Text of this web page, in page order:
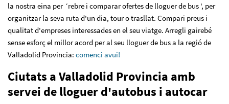
la nostra eina per ‘rebre i comparar ofertes de lloguer de bus ', per
organitzar la seva ruta d'un dia, tour o trasllat. Compari preus i
qualitat d'empreses interessades en el seu viatge. Arregli gairebé
sense esforç el millor acord per al seu lloguer de bus a la regió de
Valladolid Provincia: comenci avui!
Ciutats a Valladolid Provincia amb
servei de lloguer d'autobus i autocar